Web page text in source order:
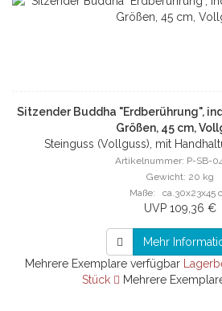
Sitzender Buddha "Erdberührung",
Größen, 45 cm,
Steinguss (Vollguss), mit
Artikelnummer: P-SB-
Gewicht: 20 kg
Maße: ca.30x23x45
UVP 109,36 €
Mehr
Mehrere Exemplare verfügbar
Stück
Mehrere